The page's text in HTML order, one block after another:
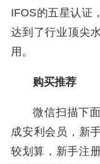
IFOS的五星认证
达到了行业顶尖
用。
购买推荐
微信扫描下
成安利会员，新
较划算，新手注